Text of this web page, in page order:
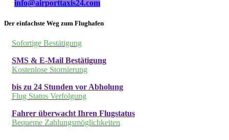
info@airporttaxis24.com
Der einfachste Weg zum Flughafen
Sofortige Bestätigung
SMS & E-Mail Bestätigung
Kostenlose Stornierung
bis zu 24 Stunden vor Abholung
Flug Status Verfolgung
Fahrer überwacht Ihren Flugstatus
Bequeme Zahlungsmöglichkeiten